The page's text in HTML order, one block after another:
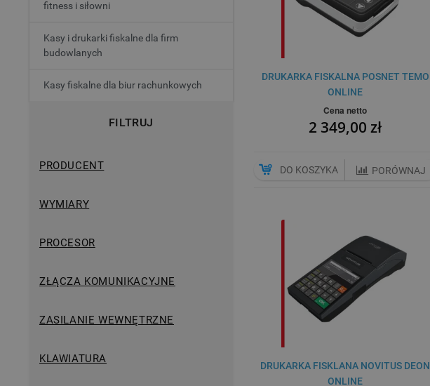
fitness i siłowni
Kasy i drukarki fiskalne dla firm
budowlanych
Kasy fiskalne dla biur rachunkowych
FILTRUJ
PRODUCENT
WYMIARY
PROCESOR
ZŁĄCZA KOMUNIKACYJNE
ZASILANIE WEWNĘTRZNE
KLAWIATURA
DRUKARKA FISKALNA POSNET TEMO
ONLINE
Cena netto
2 349,00 zł
DO KOSZYKA PORÓWNAJ
DRUKARKA FISKLANA NOVITUS DEON
ONLINE